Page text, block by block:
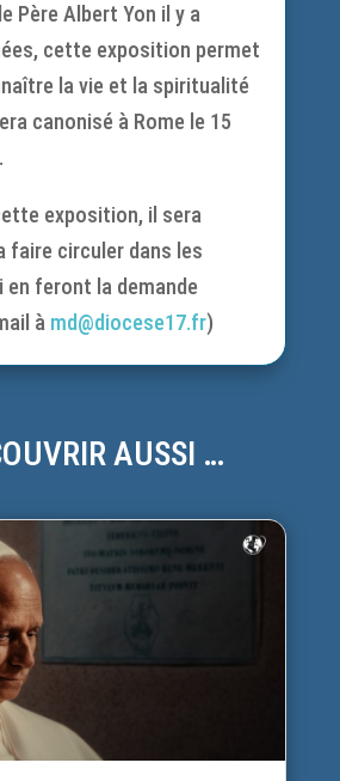
Père Albert Yon il y a
cette exposition permet
la vie et la spiritualité
canonisé à Rome le 15
exposition, il sera
faire circuler dans les
en feront la demande
à md@diocese17.fr)
AUSSI …